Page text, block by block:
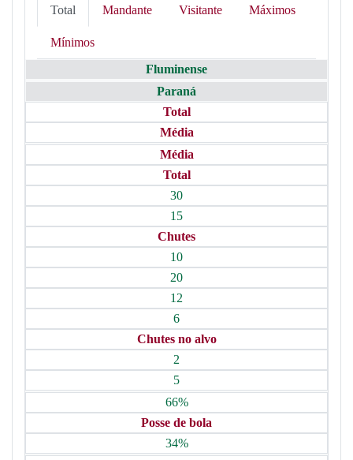
Total Mandante Visitante Máximos
Mínimos
Fluminense
Paraná
Total
Média
Média
Total
30
15
Chutes
10
20
12
6
Chutes no alvo
2
5
66%
Posse de bola
34%